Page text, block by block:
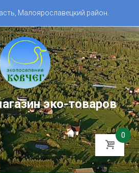
Малоярославецкий район.
эко-товаров
0